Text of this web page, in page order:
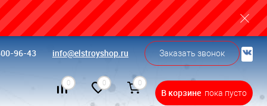
96-43 info@elstroyshop.ru Заказать звонок
0 0 0
В корзине пока пусто